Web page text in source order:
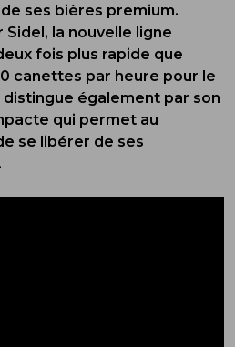
ses bières premium.
la nouvelle ligne
fois plus rapide que
canettes par heure pour le
également par son
qui permet au
se libérer de ses